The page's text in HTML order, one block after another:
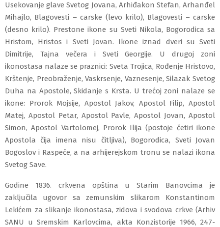
Usekovanje glave Svetog Jovana, Arhiđakon Stefan, Arhanđel
Mihajlo, Blagovesti – carske (levo krilo), Blagovesti – carske
(desno krilo). Prestone ikone su Sveti Nikola, Bogorodica sa
Hristom, Hristos i Sveti Jovan. Ikone iznad dveri su Sveti
Dimitrije, Tajna večera i Sveti Georgije. U drugoj zoni
ikonostasa nalaze se praznici: Sveta Trojica, Rođenje Hristovo,
Krštenje, Preobraženje, Vaskrsenje, Vaznesenje, Silazak Svetog
Duha na Apostole, Skidanje s Krsta. U trećoj zoni nalaze se
ikone: Prorok Mojsije, Apostol Jakov, Apostol Filip, Apostol
Matej, Apostol Petar, Apostol Pavle, Apostol Jovan, Apostol
Simon, Apostol Vartolomej, Prorok Ilija (postoje četiri ikone
Apostola čija imena nisu čitljiva), Bogorodica, Sveti Jovan
Bogoslov i Raspeće, a na arhijerejskom tronu se nalazi ikona
Svetog Save.
Godine 1836. crkvena opština u Starim Banovcima je
zaključila ugovor sa zemunskim slikarom Konstantinom
Lekićem za slikanje ikonostasa, zidova i svodova crkve (Arhiv
SANU u Sremskim Karlovcima, akta Konzistorije 1966, 247-